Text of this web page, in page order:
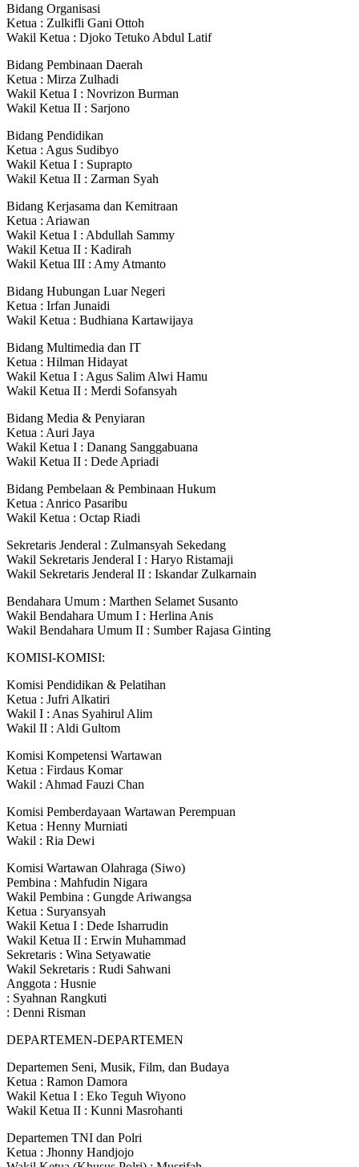
Bidang Organisasi
Ketua : Zulkifli Gani Ottoh
Wakil Ketua : Djoko Tetuko Abdul Latif
Bidang Pembinaan Daerah
Ketua : Mirza Zulhadi
Wakil Ketua I : Novrizon Burman
Wakil Ketua II : Sarjono
Bidang Pendidikan
Ketua : Agus Sudibyo
Wakil Ketua I : Suprapto
Wakil Ketua II : Zarman Syah
Bidang Kerjasama dan Kemitraan
Ketua : Ariawan
Wakil Ketua I : Abdullah Sammy
Wakil Ketua II : Kadirah
Wakil Ketua III : Amy Atmanto
Bidang Hubungan Luar Negeri
Ketua : Irfan Junaidi
Wakil Ketua : Budhiana Kartawijaya
Bidang Multimedia dan IT
Ketua : Hilman Hidayat
Wakil Ketua I : Agus Salim Alwi Hamu
Wakil Ketua II : Merdi Sofansyah
Bidang Media & Penyiaran
Ketua : Auri Jaya
Wakil Ketua I : Danang Sanggabuana
Wakil Ketua II : Dede Apriadi
Bidang Pembelaan & Pembinaan Hukum
Ketua : Anrico Pasaribu
Wakil Ketua : Octap Riadi
Sekretaris Jenderal : Zulmansyah Sekedang
Wakil Sekretaris Jenderal I : Haryo Ristamaji
Wakil Sekretaris Jenderal II : Iskandar Zulkarnain
Bendahara Umum : Marthen Selamet Susanto
Wakil Bendahara Umum I : Herlina Anis
Wakil Bendahara Umum II : Sumber Rajasa Ginting
KOMISI-KOMISI:
Komisi Pendidikan & Pelatihan
Ketua : Jufri Alkatiri
Wakil I : Anas Syahirul Alim
Wakil II : Aldi Gultom
Komisi Kompetensi Wartawan
Ketua : Firdaus Komar
Wakil : Ahmad Fauzi Chan
Komisi Pemberdayaan Wartawan Perempuan
Ketua : Henny Murniati
Wakil : Ria Dewi
Komisi Wartawan Olahraga (Siwo)
Pembina : Mahfudin Nigara
Wakil Pembina : Gungde Ariwangsa
Ketua : Suryansyah
Wakil Ketua I : Dede Isharrudin
Wakil Ketua II : Erwin Muhammad
Sekretaris : Wina Setyawatie
Wakil Sekretaris : Rudi Sahwani
Anggota : Husnie
: Syahnan Rangkuti
: Denni Risman
DEPARTEMEN-DEPARTEMEN
Departemen Seni, Musik, Film, dan Budaya
Ketua : Ramon Damora
Wakil Ketua I : Eko Teguh Wiyono
Wakil Ketua II : Kunni Masrohanti
Departemen TNI dan Polri
Ketua : Jhonny Handjojo